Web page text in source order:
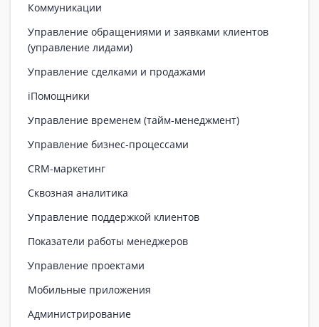
Коммуникации
Управление обращениями и заявками клиентов
(управление лидами)
Управление сделками и продажами
iПомощники
Управление временем (тайм-менеджмент)
Управление бизнес-процессами
CRM-маркетинг
Сквозная аналитика
Управление поддержкой клиентов
Показатели работы менеджеров
Управление проектами
Мобильные приложения
Администрирование